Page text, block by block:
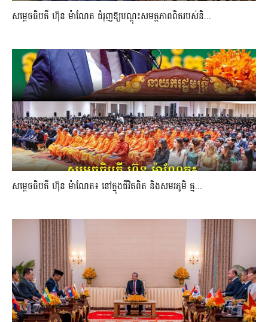
សម្តេចធិបតី ហ៊ុន ម៉ាណែត ជំរុញឱ្យបណ្តុះសមត្ថភាពពិតរបស់និ...
សម្តេចធិបតី ហ៊ុន ម៉ាណែត៖ នៅក្នុងជីវិតពិត និងសមរភូមិ គ្ម...